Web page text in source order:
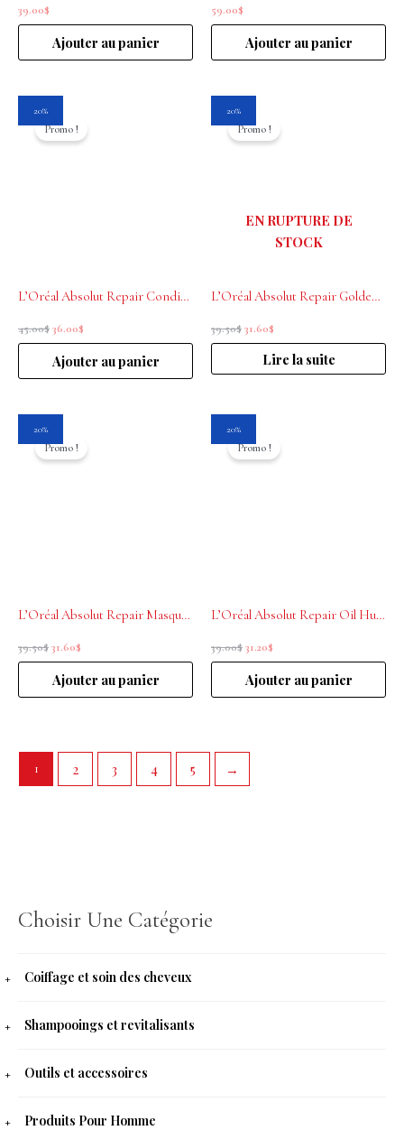
Choisir Une Catégorie
Coiffage et soin des cheveux
Shampooings et revitalisants
Outils et accessoires
Produits Pour Homme
39.00$
Ajouter au panier
59.00$
Ajouter au panier
20%
Promo !
L’Oréal Absolut Repair Conditioner Pour Cheveux Secs et Abimés 500ml
45.00$
prix
initial
36.00$
actuel
Ajouter au panier
20%
EN RUPTURE DE
STOCK
Promo !
L’Oréal Absolut Repair Golden Masque cheveux secs et abimés 250ml
39.50$
prix
initial
31.60$
actuel
Lire la suite
20%
Promo !
L’Oréal Absolut Repair Masque Restructurant 250ml
39.50$
prix
initial
31.60$
actuel
Ajouter au panier
20%
Promo !
L’Oréal Absolut Repair Oil Huile 10-en-1 sans rinçage 90ml
39.00$
prix
initial
31.20$
actuel
Ajouter au panier
1 2 3 4 5 →